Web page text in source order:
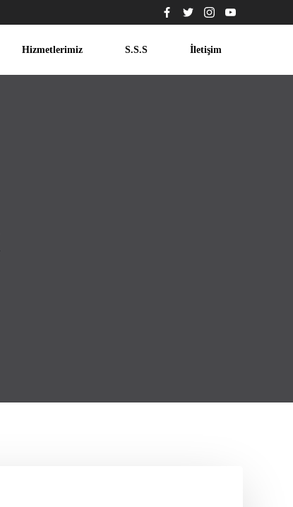
Hizmetlerimiz S.S.S İletişim